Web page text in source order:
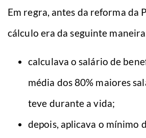
Em regra, antes da reforma da
cálculo era da seguinte
calculava o salário de
média dos 80% maiores
teve durante a vida;
depois, aplicava o mínimo